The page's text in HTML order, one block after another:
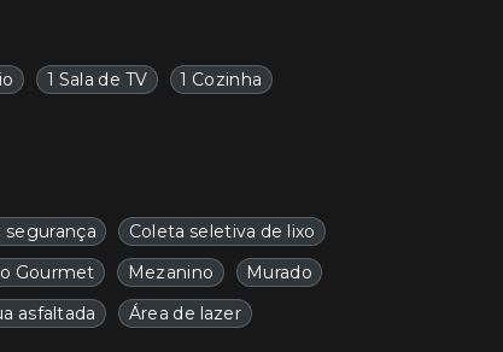
1 Sala de TV
1 Cozinha
segurança
Coleta seletiva de lixo
Gourmet Mezanino
Murado
asfaltada Área de lazer